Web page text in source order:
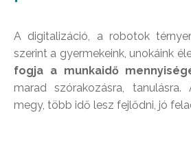
A digitalizáció, a robotok
szerint a gyermekeink, unokáink
fogja a munkaidő
marad szórakozásra,
megy, több idő lesz fejlődni, jó